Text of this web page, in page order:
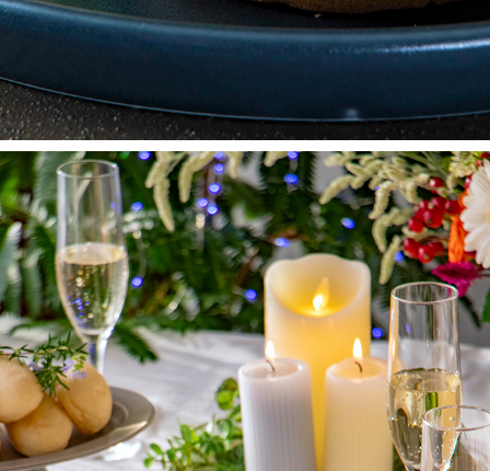
CHRISTMAS CHICKEN (PLANTBASEDMEAT)